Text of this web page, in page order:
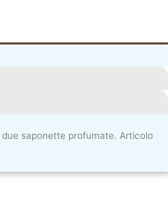
saponette profumate. Articolo